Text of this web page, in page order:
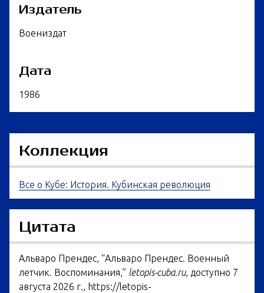
Издатель
Воениздат
Дата
1986
Коллекция
Все о Кубе: История. Кубинская революция
Цитата
Альваро Прендес, “Альваро Прендес. Военный
летчик. Воспоминания,” letopis-cuba.ru, доступно 7
августа 2026 г., https://letopis-